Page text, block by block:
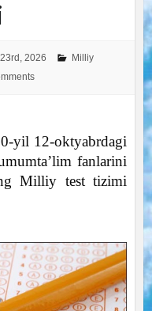
2026
Milliy
yil 12-oktyabrdagi
fanlarini
Milliy test tizimi